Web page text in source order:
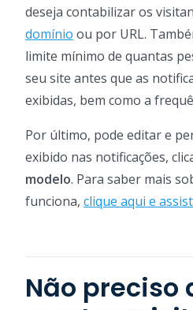
deseja contabilizar os
domínio ou por URL.
limite mínimo de quantas
seu site antes que as
exibidas, bem como a
Por último, pode editar e
exibido nas notificações,
modelo. Para saber mais
funciona, clique aqui e
Não preciso